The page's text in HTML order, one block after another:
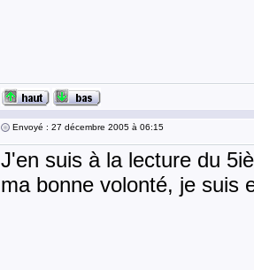
Envoyé : 27 décembre 2005 à 06:15
J'en suis à la lecture du
ma bonne volonté, je suis